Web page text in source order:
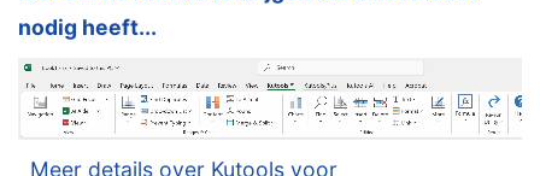
nodig heeft...
Meer details over Kutools voor